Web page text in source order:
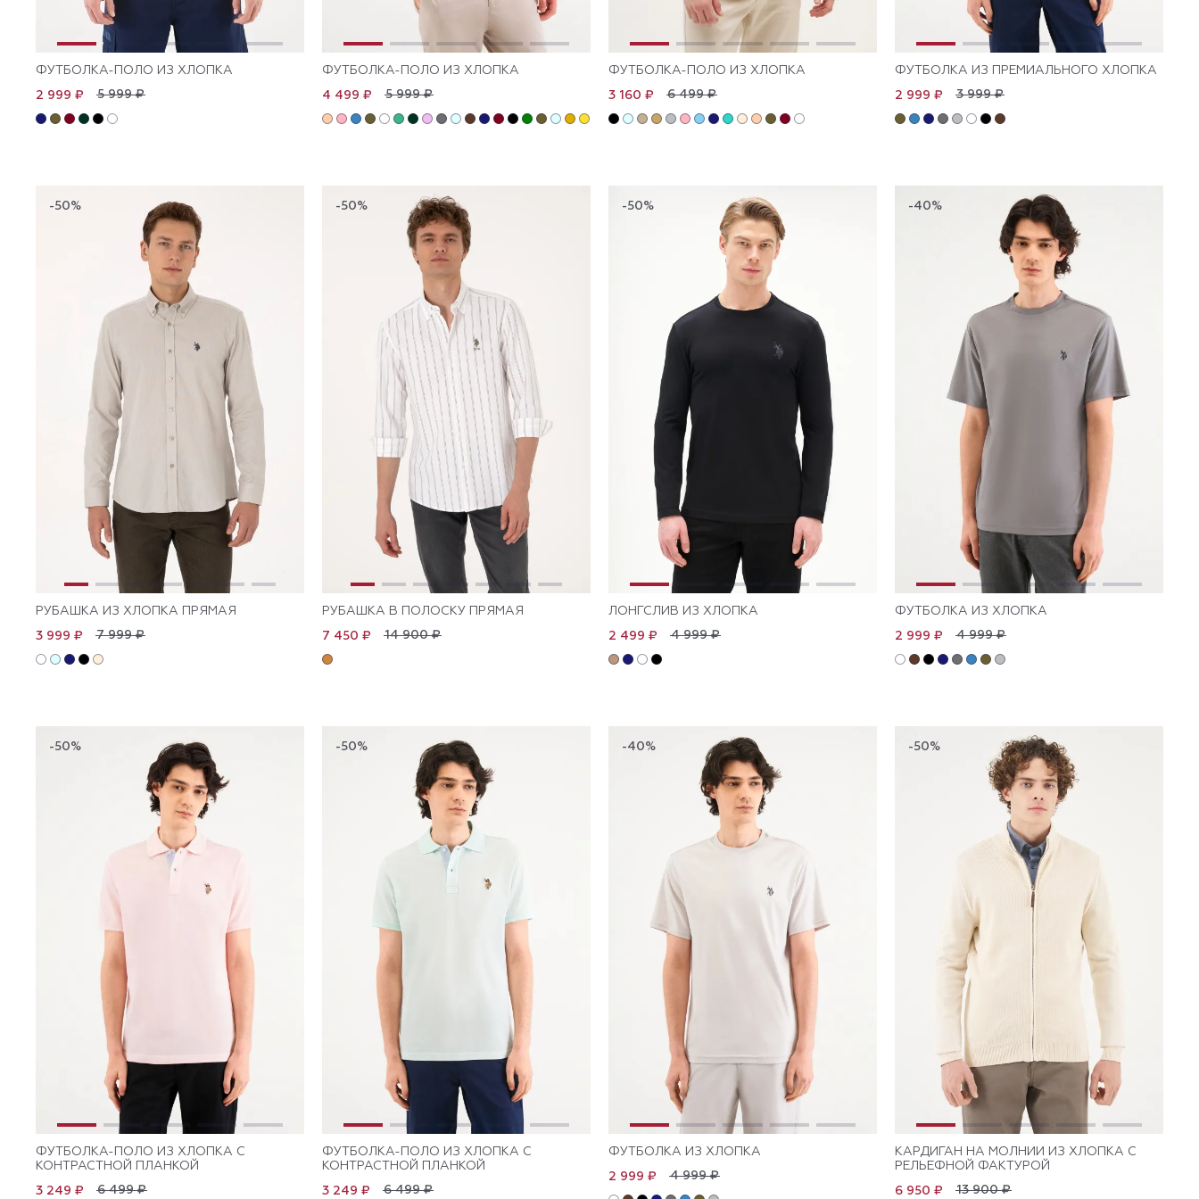
ФУТБОЛКА-ПОЛО ИЗ ХЛОПКА
5 999 ₽
2 999 ₽
ФУТБОЛКА-ПОЛО ИЗ ХЛОПКА
5 999 ₽
4 499 ₽
ФУТБОЛКА-ПОЛО ИЗ ХЛОПКА
6 499 ₽
3 160 ₽
ФУТБОЛКА ИЗ ПРЕМИАЛЬНОГО ХЛОПКА
3 999 ₽
2 999 ₽
-50%
РУБАШКА ИЗ ХЛОПКА ПРЯМАЯ
7 999 ₽
3 999 ₽
-50%
РУБАШКА В ПОЛОСКУ ПРЯМАЯ
14 900 ₽
7 450 ₽
-50%
ЛОНГСЛИВ ИЗ ХЛОПКА
4 999 ₽
2 499 ₽
-40%
ФУТБОЛКА ИЗ ХЛОПКА
4 999 ₽
2 999 ₽
-50%
ФУТБОЛКА-ПОЛО ИЗ ХЛОПКА С
КОНТРАСТНОЙ ПЛАНКОЙ
6 499 ₽
3 249 ₽
-50%
ФУТБОЛКА-ПОЛО ИЗ ХЛОПКА С
КОНТРАСТНОЙ ПЛАНКОЙ
6 499 ₽
3 249 ₽
-40%
ФУТБОЛКА ИЗ ХЛОПКА
4 999 ₽
2 999 ₽
-50%
КАРДИГАН НА МОЛНИИ ИЗ ХЛОПКА С
РЕЛЬЕФНОЙ ФАКТУРОЙ
13 900 ₽
6 950 ₽